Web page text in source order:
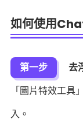
如何使用
第一步 去
「圖片特效工具
入。